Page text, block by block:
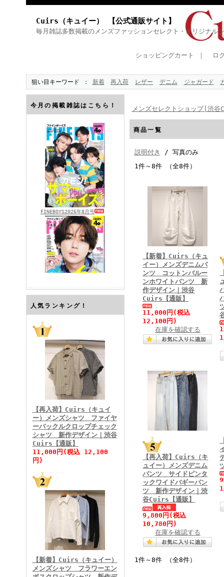
Cuirs（キュイー） 【公式通販サイト】
毎月雑誌多数掲載のメンズファッションセレクト・オリジナル
ショッピングカート ｜ ロ
狙い目キーワード 新着 再入荷 レザー デニム ジャガード
今月の掲載雑誌はこちら！
FINEBOYS2026年8月号
FINEBOYS2026年7月号
FINEBOYS2026年6月号
FINEBOYS2026年5月号
人気ランキング！
【再入荷】Cuirs（キュイ
ー）メンズシャツ ファイヤ
ーバックルクロップチェック
シャツ 新作デザイン｜渋谷
Cuirs【通販】
11,000円(税込 12,100
円)
【新着】Cuirs（キュイー）
メンズシャツ フラワーエン
メンズセレクトショップ|渋
商品一覧
説明付き
/ 写真のみ
1件～8件 （全8件）
【新着】Cuirs（キュ
イー）メンズデニムパ
ンツ コットンバルー
ンホワイトパンツ 新
作デザイン｜渋谷
Cuirs【通販】
11,000円 (税込
12,100円)
在庫を確認する
【再入荷】Cuirs（キ
ュイー）メンズデニム
パンツ サイドピンタ
ックワイドバギーパン
ツ 新作デザイン｜渋
谷Cuirs【通販】
9,800円 (税込
10,780円)
在庫を確認する
1件～8件 （全8件）